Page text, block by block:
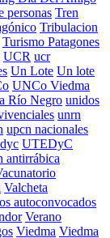
personas Tren
Tribulacion
Turismo Patagones
UCR ucr
Un Lote Un lote
UNCo Viedma
Río Negro unidos
unrn
upcn nacionales
UTEDyC
antirrábica
Valcheta
autoconvocados
Verano
Viedma Viedma